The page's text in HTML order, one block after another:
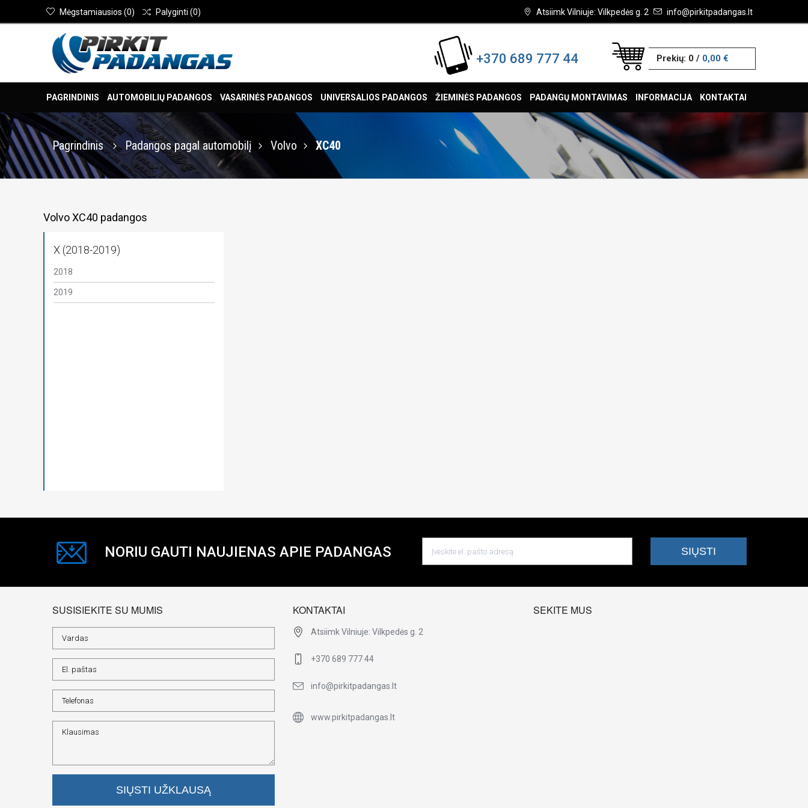
Atsiimk Vilniuje: Vilkpedės g. 2 info@pirkitpadangas.lt
Mėgstamiausios (0) Palyginti (0)
+370 689 777 44 Prekių: 0/ 0,00 €
PAGRINDINIS AUTOMOBILIŲ PADANGOS VASARINĖS PADANGOS UNIVERSALIOS PADANGOS ŽIEMINĖS PADANGOS PADANGŲ MONTAVIMAS INFORMACIJA KONTAKTAI
Pagrindinis Padangos pagal automobilį Volvo XC40
Volvo XC40 padangos
X (2018-2019)
2018
2019
NORIU GAUTI NAUJIENAS APIE PADANGAS
SUSISIEKITE SU MUMIS
SIŲSTI UŽKLAUSĄ
KONTAKTAI
Atsiimk Vilniuje: Vilkpedės g. 2
+370 689 777 44
info@pirkitpadangas.lt
www.pirkitpadangas.lt
SEKITE MUS